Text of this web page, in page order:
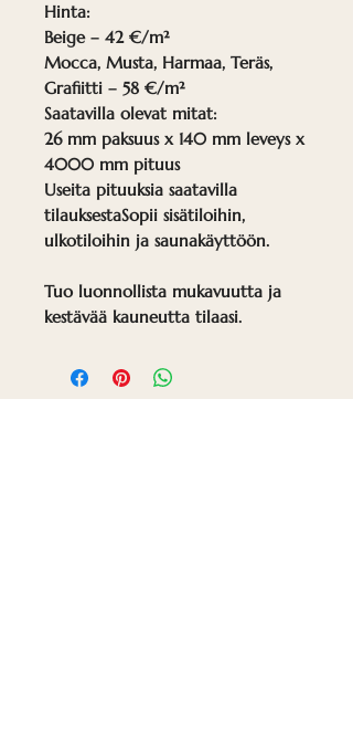
Hinta:
Beige – 42 €/m²
Mocca, Musta, Harmaa, Teräs,
Grafiitti – 58 €/m²
Saatavilla olevat mitat:
26 mm paksuus x 140 mm leveys x
4000 mm pituus
Useita pituuksia saatavilla
tilauksestaSopii sisätiloihin,
ulkotiloihin ja saunakäyttöön.
Tuo luonnollista mukavuutta ja
kestävää kauneutta tilaasi.